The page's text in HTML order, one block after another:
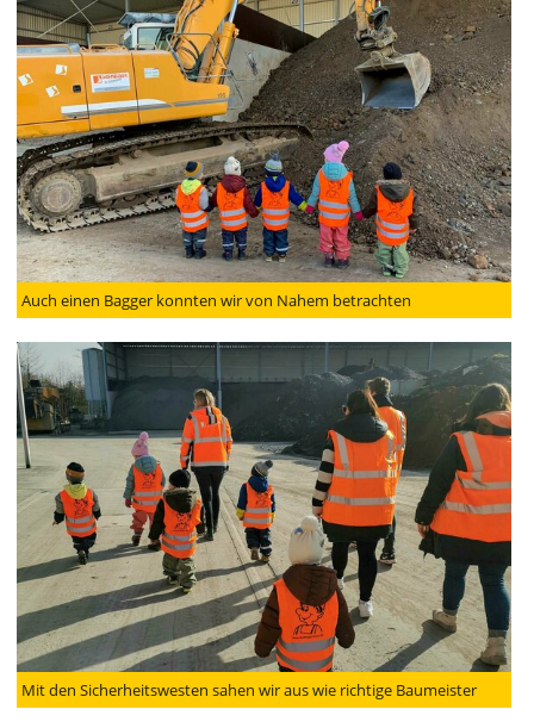
Auch einen Bagger konnten wir von Nahem betrachten
Mit den Sicherheitswesten sahen wir aus wie richtige Baumeister